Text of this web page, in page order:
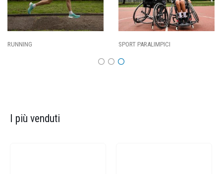
SPORT PARALIMPICI
I più venduti